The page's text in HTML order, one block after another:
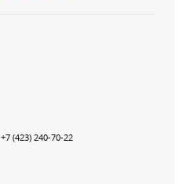
+7 (423) 240-70-22